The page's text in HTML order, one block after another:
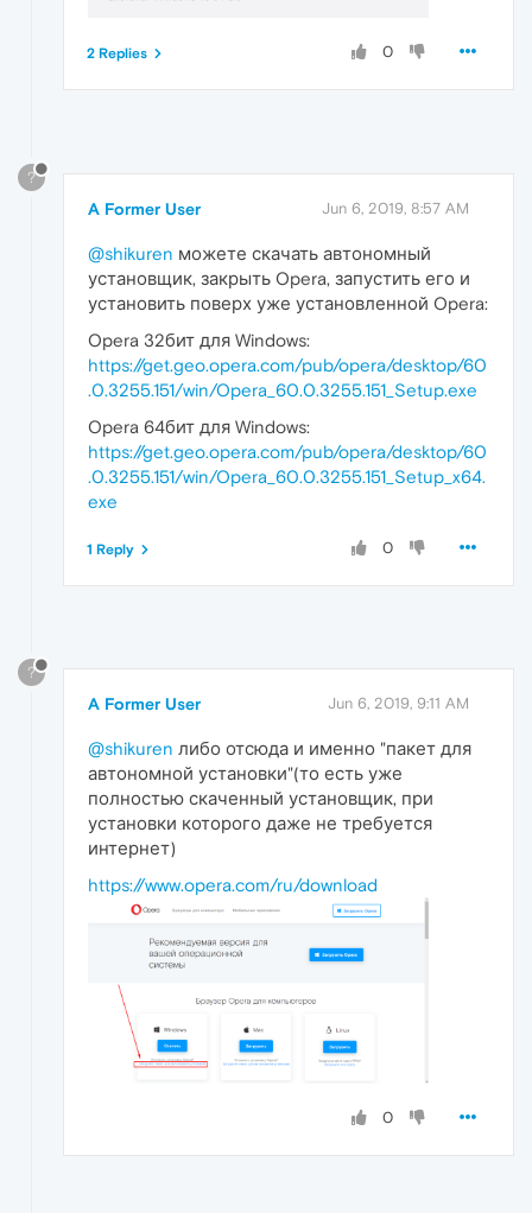
0
2 Replies
?
A Former User Jun 6, 2019, 8:57 AM
@shikuren можете скачать автономный
установщик, закрыть Opera, запустить его и
установить поверх уже установленной Opera:
Opera 32бит для Windows:
https://get.geo.opera.com/pub/opera/desktop/60
.0.3255.151/win/Opera_60.0.3255.151_Setup.exe
Opera 64бит для Windows:
https://get.geo.opera.com/pub/opera/desktop/60
.0.3255.151/win/Opera_60.0.3255.151_Setup_x64.
exe
0
1 Reply
?
A Former User Jun 6, 2019, 9:11 AM
@shikuren либо отсюда и именно "пакет для
автономной установки"(то есть уже
полностью скаченный установщик, при
установки которого даже не требуется
интернет)
https://www.opera.com/ru/download
0